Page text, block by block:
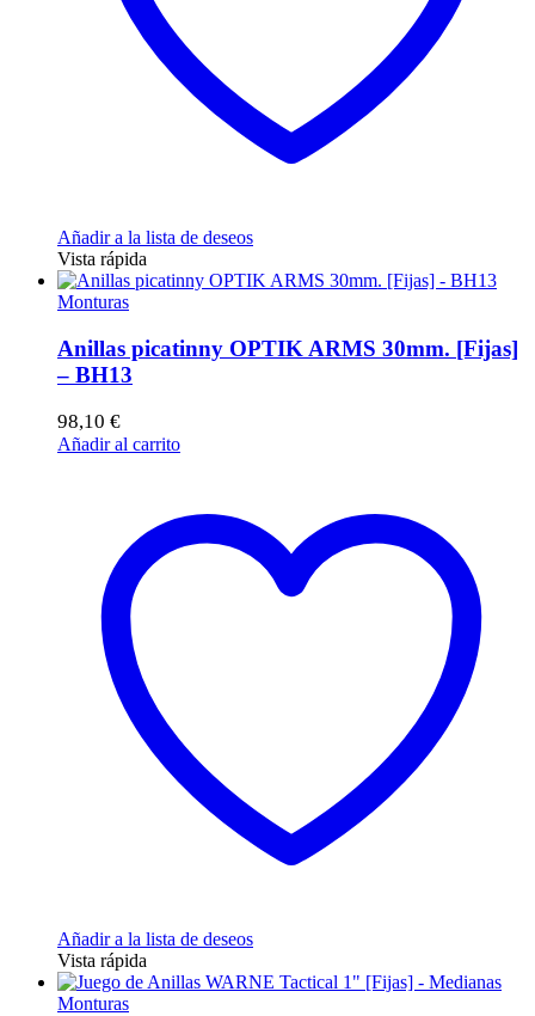
Añadir a la lista de deseos
Vista rápida
Monturas
Anillas picatinny OPTIK ARMS 30mm. [Fijas]
– BH13
98,10 €
Añadir al carrito
Añadir a la lista de deseos
Vista rápida
Monturas